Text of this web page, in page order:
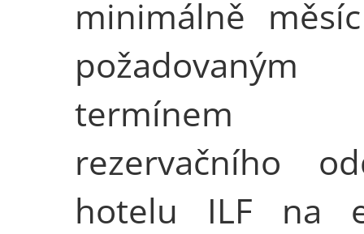
minimálně
požadovaným
rezervačního
hotelu ILF na